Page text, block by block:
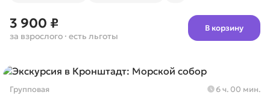
3 900 ₽
за взрослого · есть льготы
В корзину
Групповая 6 ч. 00 мин.